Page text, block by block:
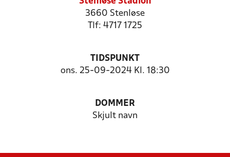
3660 Stenløse
Tlf: 4717 1725
TIDSPUNKT
ons. 25-09-2024 Kl. 18:30
DOMMER
Skjult navn